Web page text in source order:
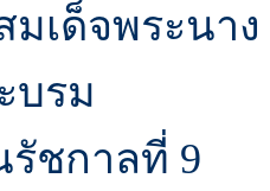
เด็จพระนาง
บรม
ชกาลที่ 9